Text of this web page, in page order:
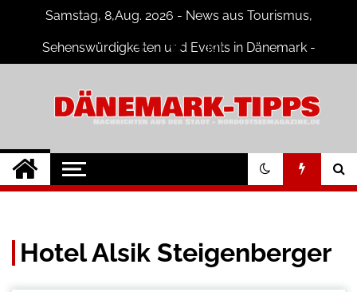
content
Samstag, 8,Aug. 2026 - News aus Tourismus,
Sehenswürdigkeiten und Events in Dänemark -
Dänemark Tipps
Neuigkeiten und Nachrichten in
Dänemark
Hotel Alsik Steigenberger